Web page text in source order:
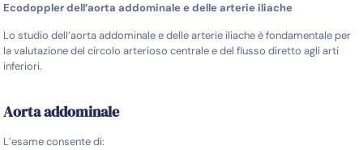
Ecodoppler dell’aorta addominale e delle arterie iliache
Lo studio dell’aorta addominale e delle arterie iliache è fondamentale per
la valutazione del circolo arterioso centrale e del flusso diretto agli arti
inferiori.
Aorta addominale
L’esame consente di: